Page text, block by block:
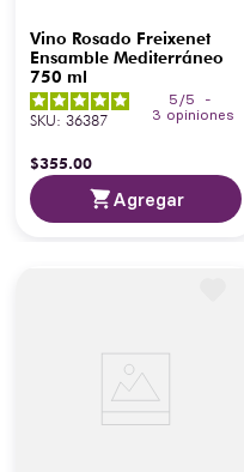
Vino Rosado Freixenet
Ensamble Mediterráneo
750 ml
5 /5
-
3 opiniones
SKU: 36387
$355.00
Agregar